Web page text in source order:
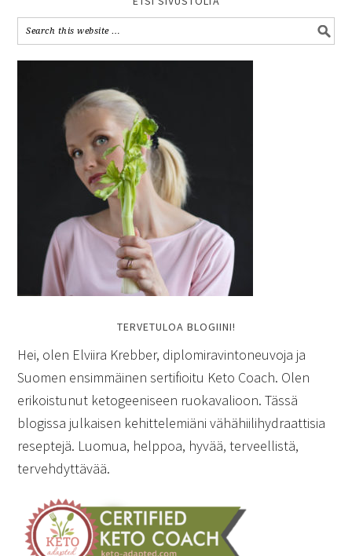
TERVETULOA BLOGIINI!
Hei, olen Elviira Krebber, diplomiravintoneuvoja ja
Suomen ensimmäinen sertifioitu Keto Coach. Olen
erikoistunut ketogeeniseen ruokavalioon. Tässä
blogissa julkaisen kehittelemiäni vähähiilihydraattisia
reseptejä. Luomua, helppoa, hyvää, terveellistä,
tervehdyttävää.